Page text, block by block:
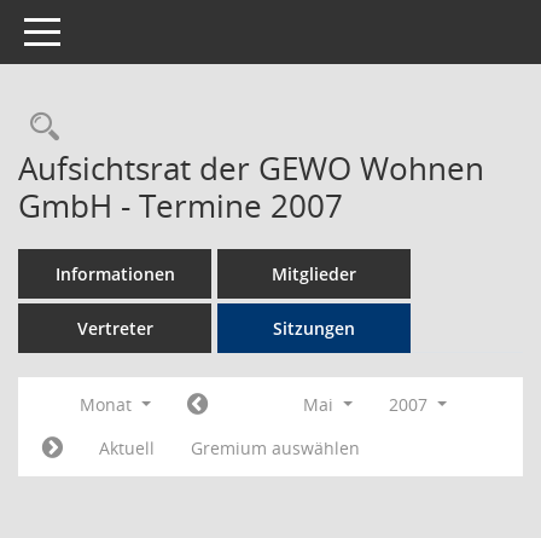
Toggle navigation
Rechercheauswahl
Aufsichtsrat der GEWO Wohnen
GmbH - Termine 2007
Informationen Mitglieder
Vertreter Sitzungen
Monat Mai
2007
Aktuell
Gremium auswählen